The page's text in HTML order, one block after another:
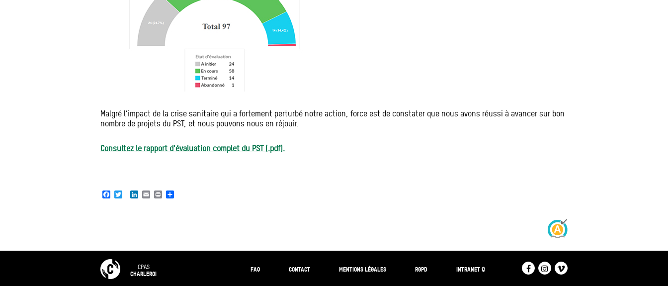
Malgré l’impact de la crise sanitaire qui a fortement perturbé notre action, force est de constater que nous avons réussi à avancer sur bon
nombre de projets du PST, et nous pouvons nous en réjouir.
Consultez le rapport d'évaluation complet du PST (.pdf).
Facebook
TwitterLinkedIn
EmailPrint
CPAS
CHARLEROI
FAQ CONTACT MENTIONS LÉGALES RGPD INTRANET 🔒 FACEBOOKINSTAGRAM
VIMEO